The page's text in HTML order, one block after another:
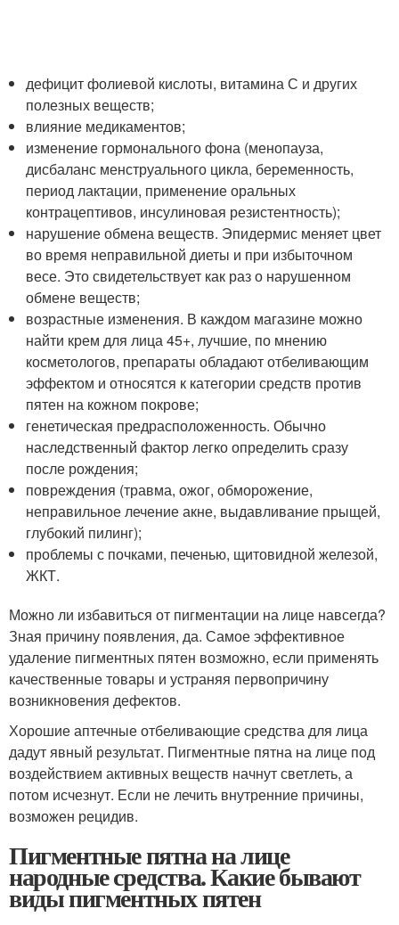
дефицит фолиевой кислоты, витамина С и других
полезных веществ;
влияние медикаментов;
изменение гормонального фона (менопауза,
дисбаланс менструального цикла, беременность,
период лактации, применение оральных
контрацептивов, инсулиновая резистентность);
нарушение обмена веществ. Эпидермис меняет цвет
во время неправильной диеты и при избыточном
весе. Это свидетельствует как раз о нарушенном
обмене веществ;
возрастные изменения. В каждом магазине можно
найти крем для лица 45+, лучшие, по мнению
косметологов, препараты обладают отбеливающим
эффектом и относятся к категории средств против
пятен на кожном покрове;
генетическая предрасположенность. Обычно
наследственный фактор легко определить сразу
после рождения;
повреждения (травма, ожог, обморожение,
неправильное лечение акне, выдавливание прыщей,
глубокий пилинг);
проблемы с почками, печенью, щитовидной железой,
ЖКТ.
Можно ли избавиться от пигментации на лице навсегда?
Зная причину появления, да. Самое эффективное
удаление пигментных пятен возможно, если применять
качественные товары и устраняя первопричину
возникновения дефектов.
Хорошие аптечные отбеливающие средства для лица
дадут явный результат. Пигментные пятна на лице под
воздействием активных веществ начнут светлеть, а
потом исчезнут. Если не лечить внутренние причины,
возможен рецидив.
Пигментные пятна на лице
народные средства. Какие бывают
виды пигментных пятен